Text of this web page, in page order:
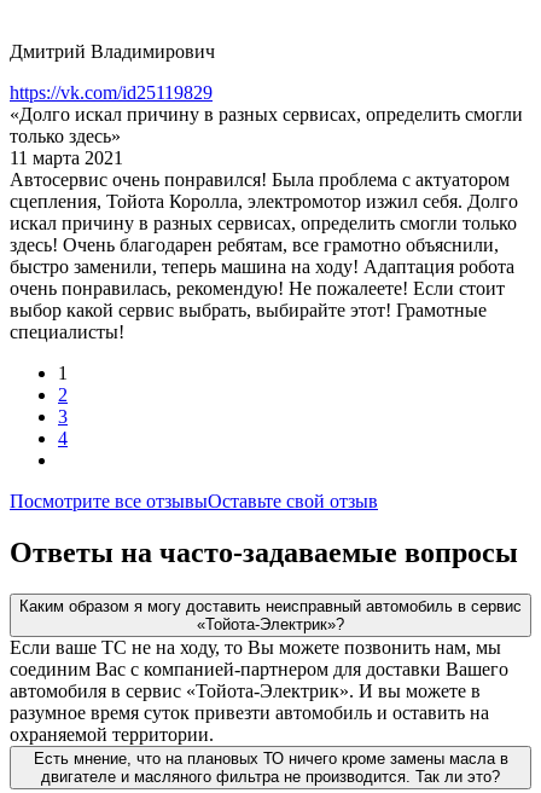
Дмитрий Владимирович
https://vk.com/id25119829
«Долго искал причину в разных сервисах, определить смогли
только здесь»
11 марта 2021
Автосервис очень понравился! Была проблема с актуатором
сцепления, Тойота Королла, электромотор изжил себя. Долго
искал причину в разных сервисах, определить смогли только
здесь! Очень благодарен ребятам, все грамотно объяснили,
быстро заменили, теперь машина на ходу! Адаптация робота
очень понравилась, рекомендую! Не пожалеете! Если стоит
выбор какой сервис выбрать, выбирайте этот! Грамотные
специалисты!
1
2
3
4
Посмотрите все отзывыОставьте свой отзыв
Ответы на часто-задаваемые вопросы
Каким образом я могу доставить неисправный автомобиль в сервис
«Тойота-Электрик»?
Если ваше ТС не на ходу, то Вы можете позвонить нам, мы
соединим Вас с компанией-партнером для доставки Вашего
автомобиля в сервис «Тойота-Электрик». И вы можете в
разумное время суток привезти автомобиль и оставить на
охраняемой территории.
Есть мнение, что на плановых ТО ничего кроме замены масла в
двигателе и масляного фильтра не производится. Так ли это?